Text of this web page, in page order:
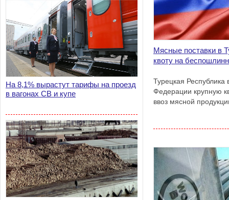
На 8,1% вырастут тарифы на проезд
в вагонах СВ и купе
Мясные поставки в
квоту на
Турецкая Республика
Федерации крупную
ввоз мясной